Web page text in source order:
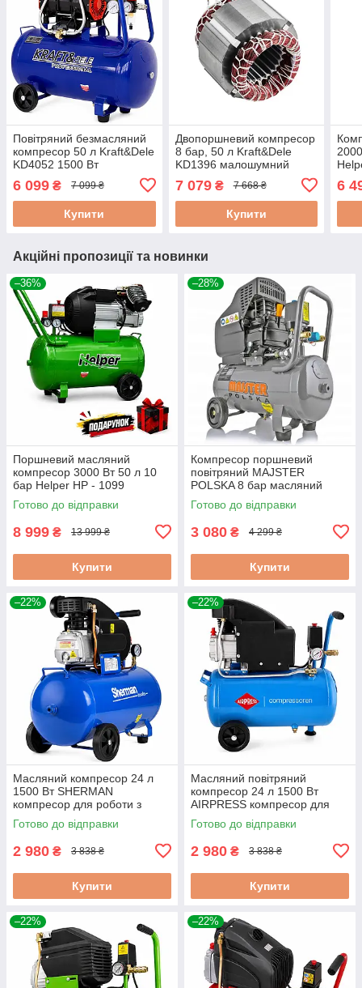
Повітряний безмасляний
компресор 50 л Kraft&Dele
KD4052 1500 Вт
компресор для майстерні
та гаража
6 099 ₴ 7 099 ₴
Купити
Двопоршневий компресор
8 бар, 50 л Kraft&Dele
KD1396 малошумний
двопоршневий компресор
7 079₴ 7 668 ₴
Купити
6
Акційні пропозиції та новинки
–36%
Поршневий масляний
компресор 3000 Вт 50 л 10
бар Helper HP - 1099
поршневий компресор для
фарбування
Готово до відправки
8 999 ₴ 13 999 ₴
Купити
–28%
Компресор поршневий
повітряний MAJSTER
POLSKA 8 бар масляний
компресор для автосервісу
24л
Готово до відправки
3 080 ₴ 4 299 ₴
Купити
–22%
Масляний компресор 24 л
1500 Вт SHERMAN
компресор для роботи з
пневматичним пістолетом
Готово до відправки
2 980 ₴ 3 838 ₴
Купити
–22%
Масляний повітряний
компресор 24 л 1500 Вт
AIRPRESS компресор для
майстерні та гаража
Готово до відправки
2 980 ₴ 3 838 ₴
Купити
–22% –22%